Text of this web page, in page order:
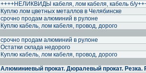
++++НЕЛИКВИДЫ кабеля, лом кабеля, кабель б/
Куплю лом цветных металлов в Челябинске
срочно продам алюминий в рулоне
Куплю кабель, лом кабеля, провод, дoрого
срочно продам алюминий в рулоне
Остатки склада недорого
Куплю кабель, лом кабеля, провод, дoрого
Алюминиевый прокат. Дюралевый прокат. Резка.